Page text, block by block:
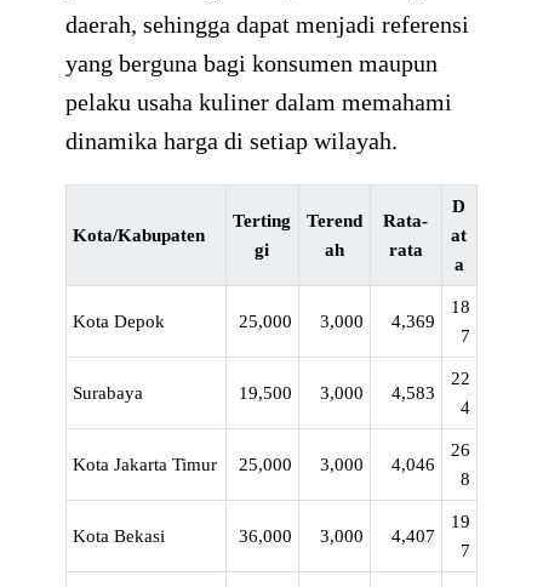
daerah, sehingga dapat menjadi referensi
yang berguna bagi konsumen maupun
pelaku usaha kuliner dalam memahami
dinamika harga di setiap wilayah.
Kota/Kabupaten
Terting
gi
Terend
ah
Rata-
rata
D
at
a
Kota Depok 25,000 3,000 4,369
18
7
Surabaya 19,500 3,000 4,583
22
4
Kota Jakarta Timur 25,000 3,000 4,046
26
8
Kota Bekasi 36,000 3,000 4,407
19
7